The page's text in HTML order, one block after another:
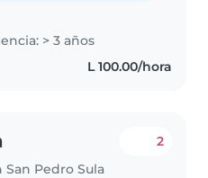
> 3 años
L 100.00/hora
San Pedro Sula
2